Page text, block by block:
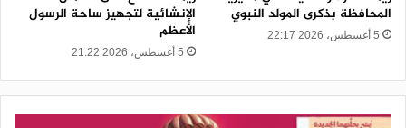
المحافظة بذكرى المولد النبوي
5 أغسطس، 2026 22:17
الإنشائية لتجهيز ساحة الرسول
الأعظم
5 أغسطس، 2026 21:22